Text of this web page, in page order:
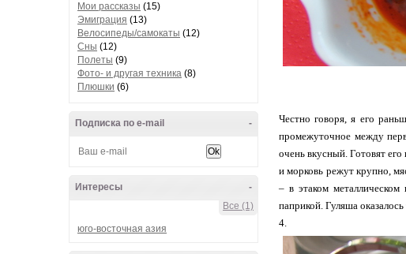
Мои рассказы (15)
Эмиграция (13)
Велосипеды/самокаты (12)
Сны (12)
Полеты (9)
Фото- и другая техника (8)
Плюшки (6)
-
Подписка по e-mail
-
Интересы
Все (1)
юго-восточная азия
Честно говоря, я его
промежуточное между
очень вкусный. Готовят
и морковь режут крупно,
– в этаком
паприкой. Гуляша
4.